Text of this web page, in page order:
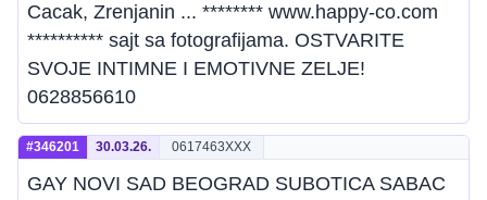
Cacak, Zrenjanin ... ******** www.happy-co.com
********** sajt sa fotografijama. OSTVARITE
SVOJE INTIMNE I EMOTIVNE ZELJE!
0628856610
#346201 30.03.26. 0617463XXX
GAY NOVI SAD BEOGRAD SUBOTICA SABAC